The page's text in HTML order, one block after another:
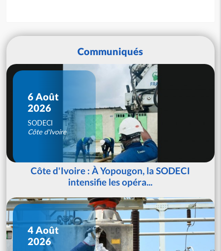
Communiqués
6 Août
2026
SODECI
Côte d'Ivoire
Côte d'Ivoire : À Yopougon, la SODECI
intensifie les opéra...
4 Août
2026